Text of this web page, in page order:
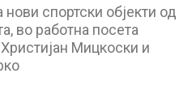
спортски објекти од
во работна посета
Мицкоски и